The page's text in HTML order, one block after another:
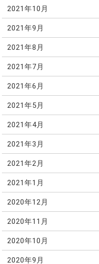
2021年10月
2021年9月
2021年8月
2021年7月
2021年6月
2021年5月
2021年4月
2021年3月
2021年2月
2021年1月
2020年12月
2020年11月
2020年10月
2020年9月